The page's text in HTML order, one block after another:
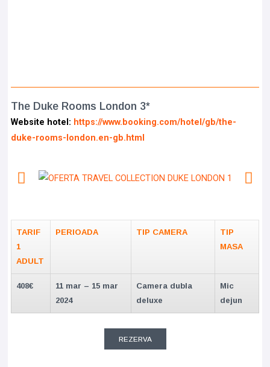
The Duke Rooms London 3*
Website hotel: https://www.booking.com/hotel/gb/the-
duke-rooms-london.en-gb.html
TARIF
1
ADULT
PERIOADA TIP CAMERA
TIP
MASA
408€
11 mar – 15 mar
2024
Camera dubla
deluxe
Mic
dejun
REZERVA